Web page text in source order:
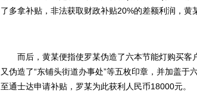
了多拿补贴，非法获取财政补贴20%的差额利润，黄
而后，黄某便指使罗某伪造了六本节能灯购买客
又伪造了“东铺头街道办事处”等五枚印章，并加盖
至通士达申请补贴，罗某为此获利人民币18000元。